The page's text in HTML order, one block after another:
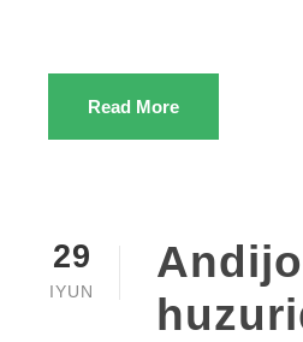
Read More
29
IYUN